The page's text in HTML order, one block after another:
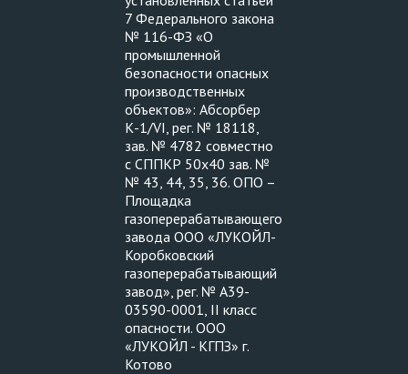
7 Федерального закона
№ 116-ФЗ «О
промышленной
безопасности опасных
производственных
объектов»: Абсорбер
К-1/VI, рег. № 18118,
зав. № 4782 совместно
с СППКР 50х40 зав. №
№ 43, 44, 35, 36. ОПО –
Площадка
газоперерабатывающего
завода ООО «ЛУКОЙЛ-
Коробковский
газоперерабатывающий
завод», рег. № А39-
03590-0001, II класс
опасности. ООО
«ЛУКОЙЛ - КГПЗ» г.
Котово